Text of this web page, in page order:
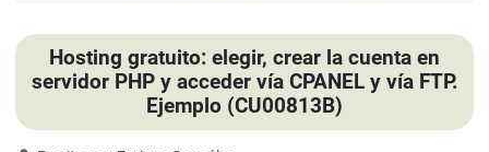
Hosting gratuito: elegir, crear la cuenta en
servidor PHP y acceder vía CPANEL y vía FTP.
Ejemplo (CU00813B)